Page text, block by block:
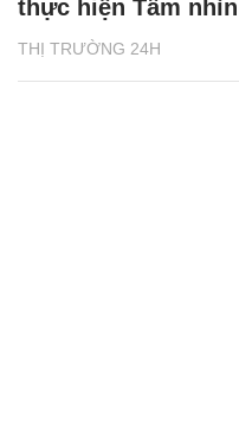
THỊ TRƯỜNG 24H
thực hiện Tầm